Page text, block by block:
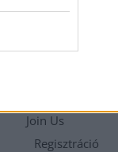
Hozzászólási
Iratkozzon fel
még többet
Join Us
Regisztráció